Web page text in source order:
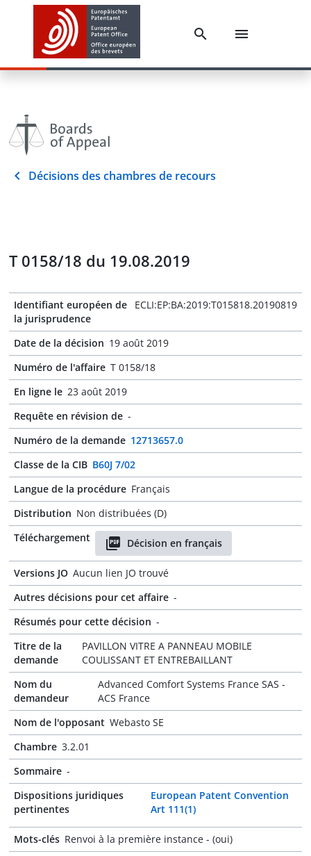
Décisions des chambres de recours
T 0158/18 du 19.08.2019
Identifiant européen de
la jurisprudence
ECLI:EP:BA:2019:T015818.20190819
Date de la décision 19 août 2019
Numéro de l'affaire T 0158/18
En ligne le 23 août 2019
Requête en révision de -
Numéro de la demande 12713657.0
Classe de la CIB B60J 7/02
Langue de la procédure Français
Distribution Non distribuées (D)
Téléchargement
Décision en français
Versions JO Aucun lien JO trouvé
Autres décisions pour cet affaire -
Résumés pour cette décision -
Titre de la
demande
PAVILLON VITRE A PANNEAU MOBILE
COULISSANT ET ENTREBAILLANT
Nom du
demandeur
Advanced Comfort Systems France SAS -
ACS France
Nom de l'opposant Webasto SE
Chambre 3.2.01
Sommaire -
Dispositions juridiques
pertinentes
European Patent Convention
Art 111(1)
Mots-clés Renvoi à la première instance - (oui)